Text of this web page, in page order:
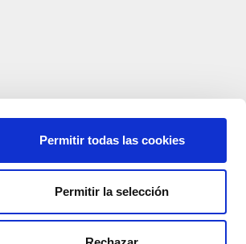
Permitir todas las cookies
Permitir la selección